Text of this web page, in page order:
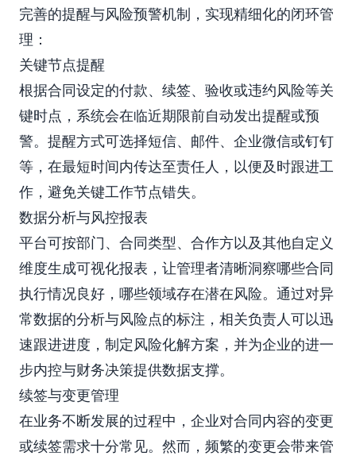
完善的提醒与风险预警机制，实现精细化的闭环管
理：
关键节点提醒
根据合同设定的付款、续签、验收或违约风险等关
键时点，系统会在临近期限前自动发出提醒或预
警。提醒方式可选择短信、邮件、企业微信或钉钉
等，在最短时间内传达至责任人，以便及时跟进工
作，避免关键工作节点错失。
数据分析与风控报表
平台可按部门、合同类型、合作方以及其他自定义
维度生成可视化报表，让管理者清晰洞察哪些合同
执行情况良好，哪些领域存在潜在风险。通过对异
常数据的分析与风险点的标注，相关负责人可以迅
速跟进进度，制定风险化解方案，并为企业的进一
步内控与财务决策提供数据支撑。
续签与变更管理
在业务不断发展的过程中，企业对合同内容的变更
或续签需求十分常见。然而，频繁的变更会带来管